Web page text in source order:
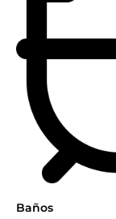
Baños